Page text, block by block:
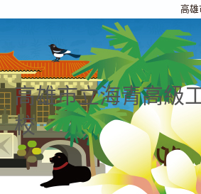
高雄
高雄市立海青高級
校